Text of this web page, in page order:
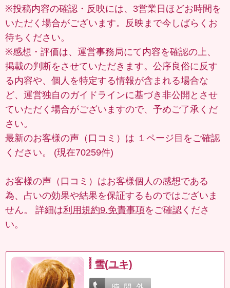
※投稿内容の確認・反映には、3営業日ほどお時間を
いただく場合がございます。反映まで今しばらくお
待ちください。
※感想・評価は、運営事務局にて内容を確認の上、
掲載の判断をさせていただきます。公序良俗に反す
る内容や、個人を特定する情報が含まれる場合な
ど、運営独自のガイドラインに基づき非公開とさせ
ていただく場合がございますので、予めご了承くだ
さい。
最新のお客様の声（口コミ）は １ページ目 をご確認
ください。 (現在70259件)
お客様の声（口コミ）はお客様個人の感想である
為、占いの効果や結果を保証するものではございま
せん。 詳細は利用規約9.免責事項をご確認くださ
い。
雪(ユキ)